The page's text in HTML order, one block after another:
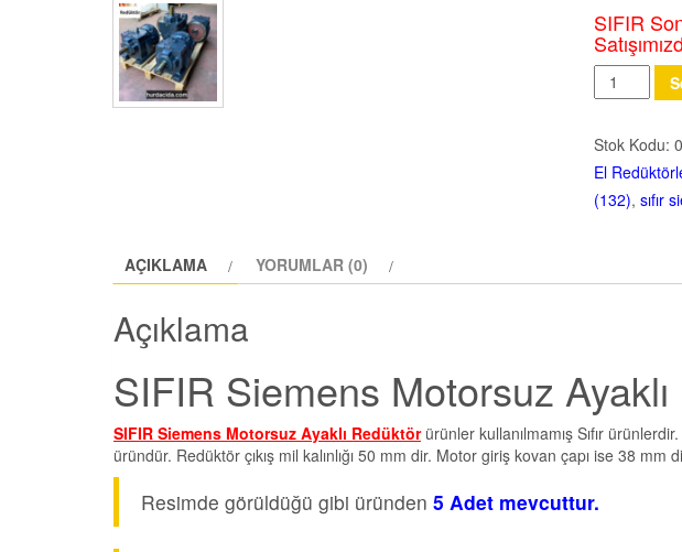
SIFIR
Miktar
Stok Kodu:
El
(132), sıfır
AÇIKLAMA YORUMLAR (0)
Açıklama
SIFIR Siemens Motorsuz
SIFIR Siemens Motorsuz Ayaklı Redüktörürünler kullanılmamış Sıfır
üründür. Redüktör çıkış mil kalınlığı 50 mm dir. Motor giriş kovan çapı ise 38
Resimde görüldüğü gibi üründen 5 Adet mevcuttur.